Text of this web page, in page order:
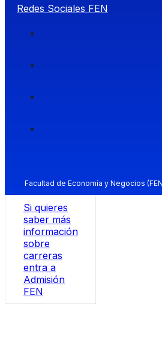
Redes Sociales FEN
Facultad de Economía y Negocios
Si quieres
saber más
información
sobre
carreras
entra a
Admisión
FEN